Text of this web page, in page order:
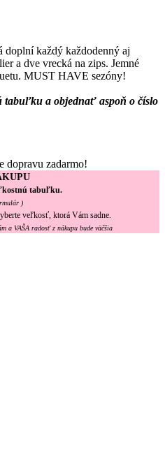
doplní každý každodenný aj
a dve vrecká na zips. Jemné
MUST HAVE sezóny!
a objednať aspoň o číslo
dopravu zadarmo!
tabuľku.
)
veľkosť, ktorá Vám sadne.
a VAŠA radosť z nákupu bude väčšia